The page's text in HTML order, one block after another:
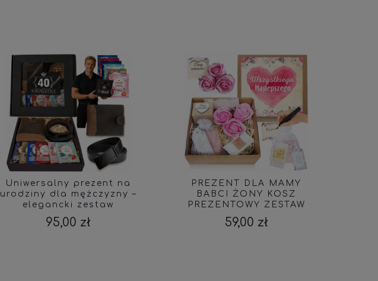
Uniwersalny prezent na
urodziny dla mężczyzny –
elegancki zestaw
prezentowy
95,00 zł
PREZENT DLA MAMY
BABCI ŻONY KOSZ
PREZENTOWY ZESTAW
UPOMINKOWY
59,00 zł